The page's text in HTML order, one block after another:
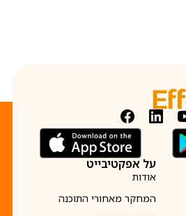
על אפקטיבייט
אודות
המחקר מאחורי התוכנה